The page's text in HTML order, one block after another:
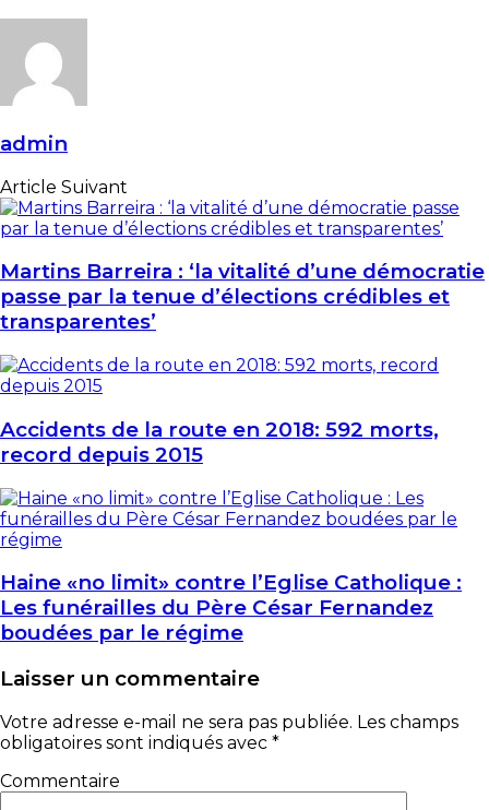
admin
Article Suivant
Martins Barreira : ‘la vitalité d’une démocratie
passe par la tenue d’élections crédibles et
transparentes’
Accidents de la route en 2018: 592 morts,
record depuis 2015
Haine «no limit» contre l’Eglise Catholique :
Les funérailles du Père César Fernandez
boudées par le régime
Laisser un commentaire
Votre adresse e-mail ne sera pas publiée. Les champs
obligatoires sont indiqués avec *
Commentaire